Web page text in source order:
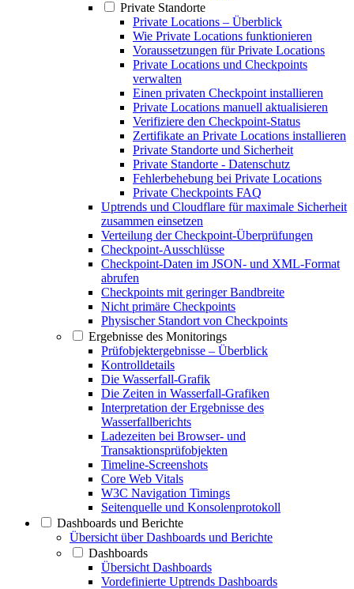
Private Standorte
Private Locations – Überblick
Wie Private Locations funktionieren
Voraussetzungen für Private Locations
Private Locations und Checkpoints
verwalten
Einen privaten Checkpoint installieren
Private Locations manuell aktualisieren
Verifiziere den Checkpoint-Status
Zertifikate an Private Locations installieren
Private Standorte und Sicherheit
Private Standorte - Datenschutz
Fehlerbehebung bei Private Locations
Private Checkpoints FAQ
Uptrends und Cloudflare für maximale Sicherheit
zusammen einsetzen
Verteilung der Checkpoint-Überprüfungen
Checkpoint-Ausschlüsse
Checkpoint-Daten im JSON- und XML-Format
abrufen
Checkpoints mit geringer Bandbreite
Nicht primäre Checkpoints
Physischer Standort von Checkpoints
Ergebnisse des Monitorings
Prüfobjektergebnisse – Überblick
Kontrolldetails
Die Wasserfall-Grafik
Die Zeiten in Wasserfall-Grafiken
Interpretation der Ergebnisse des
Wasserfallberichts
Ladezeiten bei Browser- und
Transaktionsprüfobjekten
Timeline-Screenshots
Core Web Vitals
W3C Navigation Timings
Seitenquelle und Konsolenprotokoll
Dashboards und Berichte
Übersicht über Dashboards und Berichte
Dashboards
Übersicht Dashboards
Vordefinierte Uptrends Dashboards